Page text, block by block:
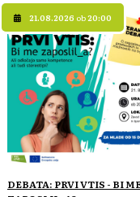
21.08.2026 ob20:00
DEBATA: PRVI VTIS - BI